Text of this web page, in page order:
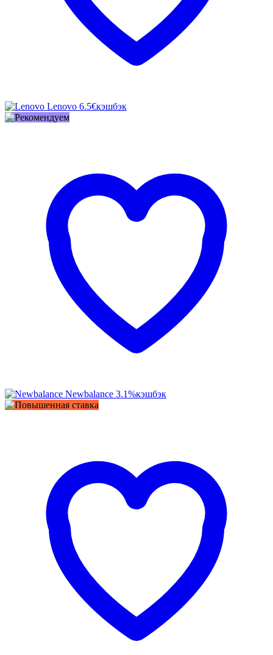
Lenovo 6.5€кэшбэк
Newbalance 3.1%кэшбэк